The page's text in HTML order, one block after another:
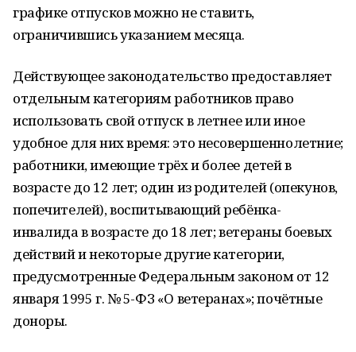
графике отпусков можно не ставить,
ограничившись указанием месяца.
Действующее законодательство предоставляет
отдельным категориям работников право
использовать свой отпуск в летнее или иное
удобное для них время: это несовершеннолетние;
работники, имеющие трёх и более детей в
возрасте до 12 лет; один из родителей (опекунов,
попечителей), воспитывающий ребёнка-
инвалида в возрасте до 18 лет; ветераны боевых
действий и некоторые другие категории,
предусмотренные Федеральным законом от 12
января 1995 г. № 5-ФЗ «О ветеранах»; почётные
доноры.